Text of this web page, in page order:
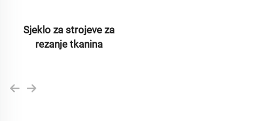
Sjeklo za strojeve za
rezanje tkanina